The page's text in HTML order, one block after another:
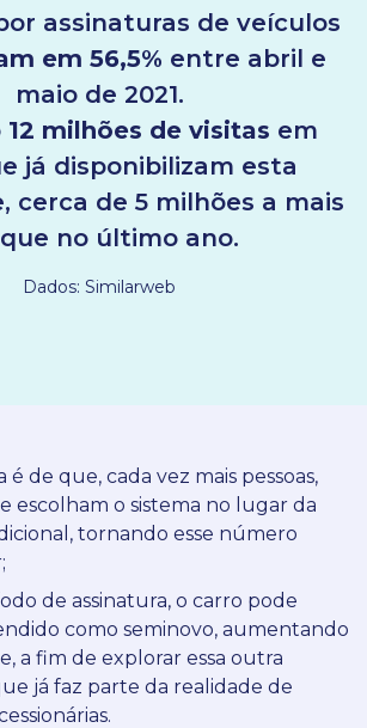
assinaturas de veículos
em 56,5% entre abril e
maio de 2021.
12 milhões de visitas em
já disponibilizam esta
cerca de 5 milhões a mais
no último ano.
Dados: Similarweb
é de que, cada vez mais pessoas,
escolham o sistema no lugar da
tornando esse número
de assinatura, o carro pode
como seminovo, aumentando
a fim de explorar essa outra
já faz parte da realidade de